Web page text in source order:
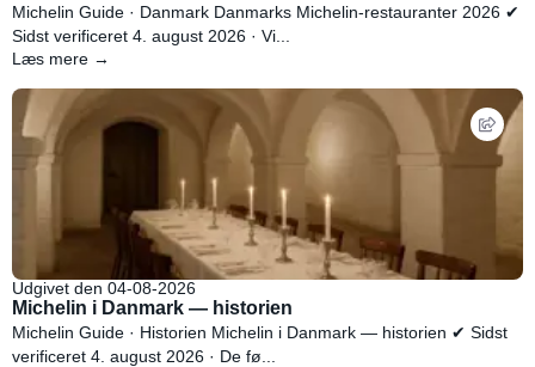
Michelin Guide · Danmark Danmarks Michelin-restauranter 2026 ✔
Sidst verificeret 4. august 2026 · Vi...
Læs mere →
Udgivet den 04-08-2026
Michelin i Danmark — historien
Michelin Guide · Historien Michelin i Danmark — historien ✔ Sidst
verificeret 4. august 2026 · De fø...